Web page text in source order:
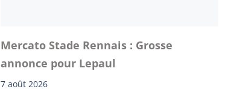
Mercato Stade Rennais : Grosse
annonce pour Lepaul
7 août 2026